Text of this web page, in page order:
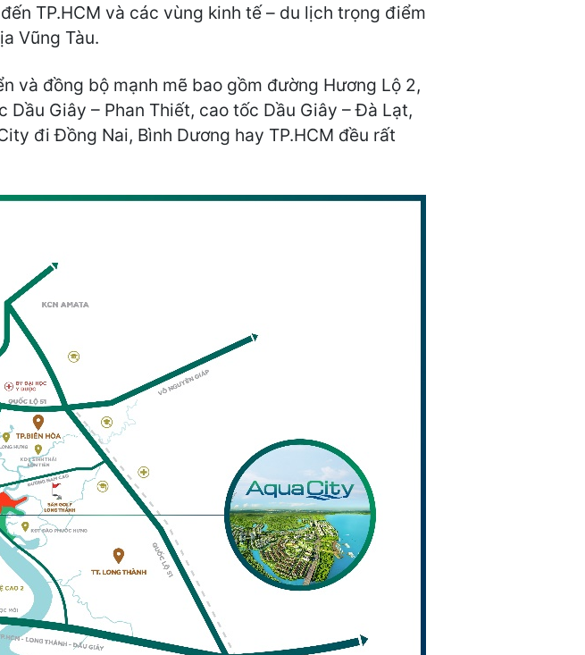
TP.HCM và các vùng kinh tế – du lịch trọng điểm
Vũng Tàu.
và đồng bộ mạnh mẽ bao gồm đường Hương Lộ 2,
Giây – Phan Thiết, cao tốc Dầu Giây – Đà Lạt,
đi Đồng Nai, Bình Dương hay TP.HCM đều rất